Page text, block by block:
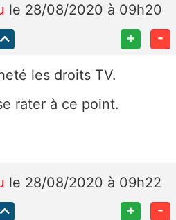
le 28/08/2020 à 09h20
+ -
les droits TV.
rater à ce point.
le 28/08/2020 à 09h22
+ -